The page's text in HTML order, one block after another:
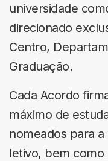
universidade
direcionado
Centro,
Graduação.
Cada Acordo
máximo de
nomeados para
letivo, bem como